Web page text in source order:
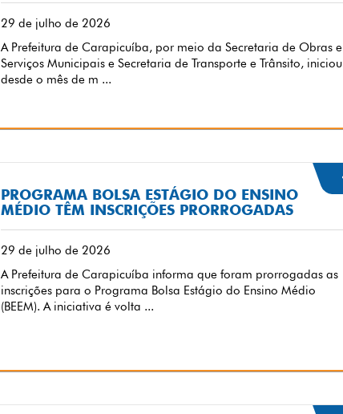
29 de julho de 2026
A Prefeitura de Carapicuíba, por meio da Secretaria de Obras e
Serviços Municipais e Secretaria de Transporte e Trânsito, iniciou
desde o mês de m ...
PROGRAMA BOLSA ESTÁGIO DO ENSINO
MÉDIO TÊM INSCRIÇÕES PRORROGADAS
29 de julho de 2026
A Prefeitura de Carapicuíba informa que foram prorrogadas as
inscrições para o Programa Bolsa Estágio do Ensino Médio
(BEEM). A iniciativa é volta ...